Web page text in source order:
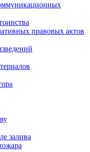
правовых актов
залива